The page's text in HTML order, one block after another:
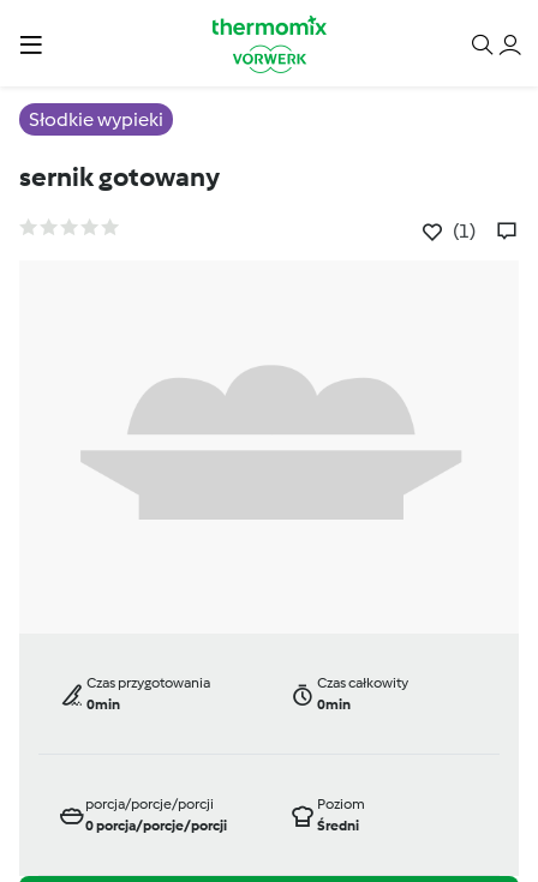
Słodkie wypieki
sernik gotowany
(1)
Czas przygotowania
0min
Czas całkowity
0min
porcja/porcje/porcji
0porcja/porcje/porcji
Poziom
Średni